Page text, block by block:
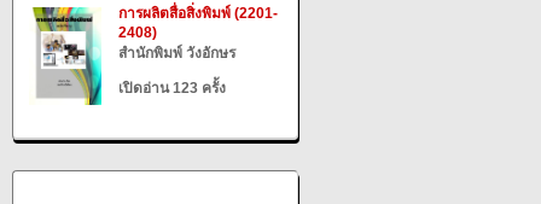
การผลิตสื่อสิ่งพิมพ์ (2201-
2408)
สำนักพิมพ์ วังอักษร
เปิดอ่าน 123 ครั้ง